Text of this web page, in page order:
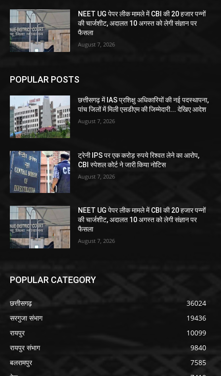
NEET UG पेपर लीक मामले में CBI की 20 हजार पन्नों
की चार्जशीट, अदालत 10 अगस्त को लेगी संज्ञान पर
फैसला
August 7, 2026
POPULAR POSTS
छत्तीसगढ़ में IAS प्रशिक्षु अधिकारियों की नई पदस्थापना,
पांच जिलों में मिली एसडीएम की जिम्मेदारी... देखिए आदेश
August 7, 2026
ट्रेनी IPS पर एक करोड़ रुपये रिश्वत लेने का आरोप,
CBI स्पेशल कोर्ट ने जारी किया नोटिस
August 7, 2026
NEET UG पेपर लीक मामले में CBI की 20 हजार पन्नों
की चार्जशीट, अदालत 10 अगस्त को लेगी संज्ञान पर
फैसला
August 7, 2026
POPULAR CATEGORY
छत्तीसगढ़
36024
सरगुजा संभाग
19436
रायपुर
10099
रायपुर संभाग
9840
बलरामपुर
7585